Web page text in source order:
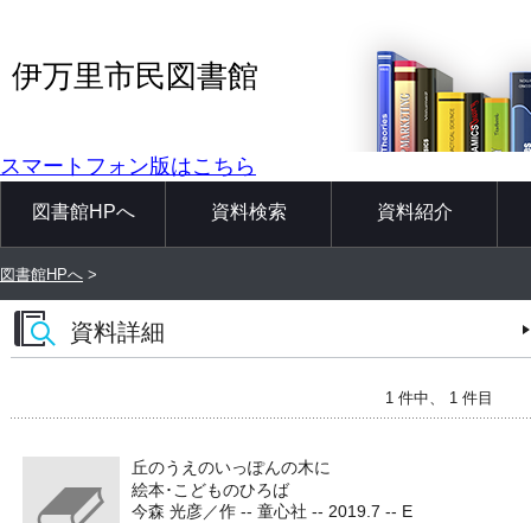
伊万里市民図書館
スマートフォン版はこちら
図書館HPへ 資料検索 資料紹介
図書館HPへ >
資料詳細
1 件中、 1 件目
丘のうえのいっぽんの木に
絵本･こどものひろば
今森 光彦／作 -- 童心社 -- 2019.7 -- E